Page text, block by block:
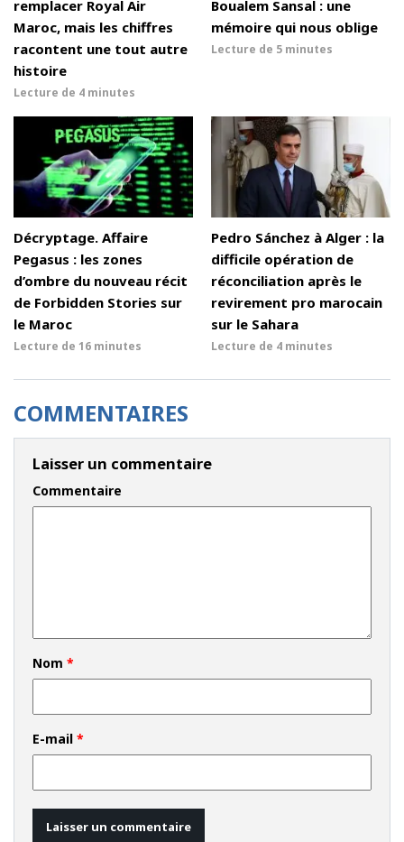
remplacer Royal Air
Maroc, mais les chiffres
racontent une tout autre
histoire
Lecture de 4 minutes
Boualem Sansal : une
mémoire qui nous oblige
Lecture de 5 minutes
Décryptage. Affaire
Pegasus : les zones
d’ombre du nouveau récit
de Forbidden Stories sur
le Maroc
Lecture de 16 minutes
Pedro Sánchez à Alger : la
difficile opération de
réconciliation après le
revirement pro marocain
sur le Sahara
Lecture de 4 minutes
COMMENTAIRES
Laisser un commentaire
Commentaire
Nom *
E-mail *